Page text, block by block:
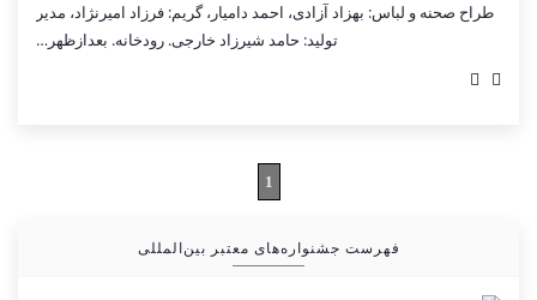
طراح صحنه و لباس: بهزاد آزادی، احمد دامیار، گریم: فرزاد امیرنژاد، مدیر
تولید: حامد شیرزاد خارجی. رودخانه. بعدازظهر…
1
فهرست جشنواره‌های معتبر بین‌المللی